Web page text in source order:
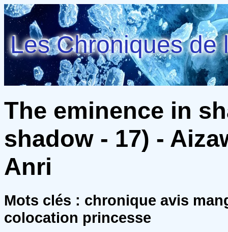
Les Chroniques de
The eminence in
shadow - 17) -
Anri
Mots clés : chronique avis
colocation princesse